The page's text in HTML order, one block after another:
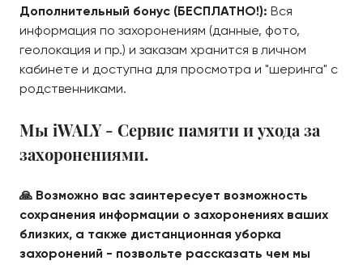
Дополнительный бонус (БЕСПЛАТНО!): Вся
информация по захоронениям (данные, фото,
геолокация и пр.) и заказам хранится в личном
кабинете и доступна для просмотра и "шеринга" с
родственниками.
Мы iWALY - Сервис памяти и ухода за
захоронениями.
🙏 Возможно вас заинтересует возможность
сохранения информации о захоронениях ваших
близких, а также дистанционная уборка
захоронений - позвольте рассказать чем мы